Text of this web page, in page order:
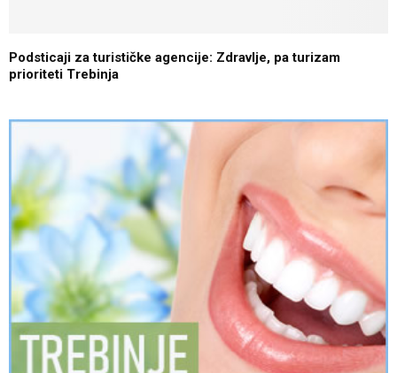
Podsticaji za turističke agencije: Zdravlje, pa turizam
prioriteti Trebinja